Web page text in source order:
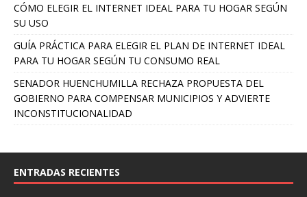
CÓMO ELEGIR EL INTERNET IDEAL PARA TU HOGAR SEGÚN
SU USO
GUÍA PRÁCTICA PARA ELEGIR EL PLAN DE INTERNET IDEAL
PARA TU HOGAR SEGÚN TU CONSUMO REAL
SENADOR HUENCHUMILLA RECHAZA PROPUESTA DEL
GOBIERNO PARA COMPENSAR MUNICIPIOS Y ADVIERTE
INCONSTITUCIONALIDAD
ENTRADAS RECIENTES